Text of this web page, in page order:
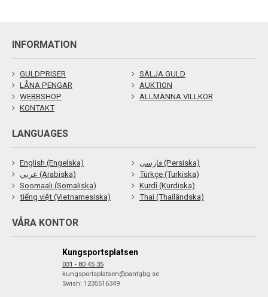
INFORMATION
GULDPRISER
SÄLJA GULD
LÅNA PENGAR
AUKTION
WEBBSHOP
ALLMÄNNA VILLKOR
KONTAKT
LANGUAGES
English (Engelska)
فارسی (Persiska)
عربي (Arabiska)
Türkçe (Turkiska)
Soomaali (Somaliska)
Kurdî (Kurdiska)
tiếng việt (Vietnamesiska)
Thai (Thailändska)
VÅRA KONTOR
Kungsportsplatsen
031 - 80 45 35
kungsportsplatsen@pantgbg.se
Swish: 1235516349